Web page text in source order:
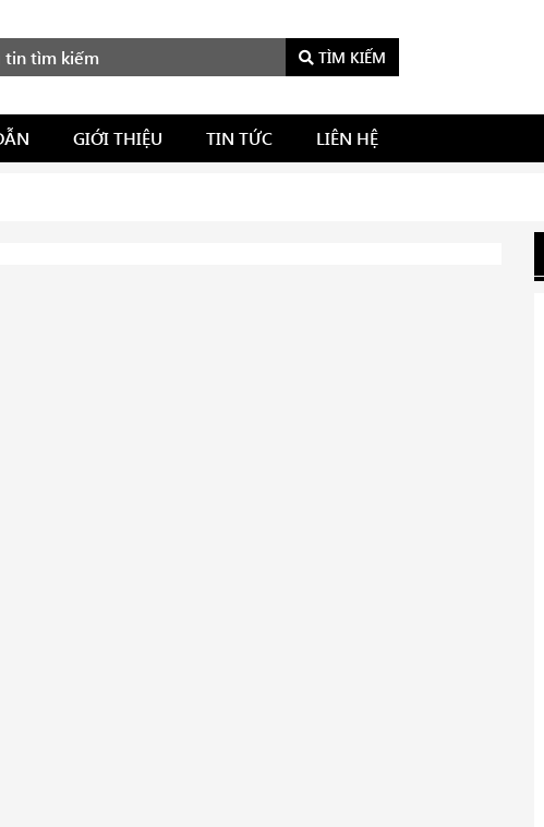
TÌM KIẾM
GIỚI THIỆU TIN TỨC LIÊN HỆ